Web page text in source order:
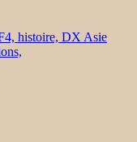
histoire, DX Asie